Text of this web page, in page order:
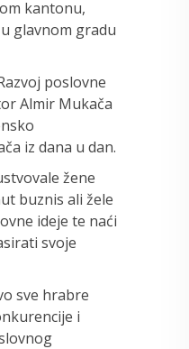
kantonu,
glavnom gradu
poslovne
Almir Mukača
iz dana u dan.
žene
buznis ali žele
ideje te naći
svoje
sve hrabre
i